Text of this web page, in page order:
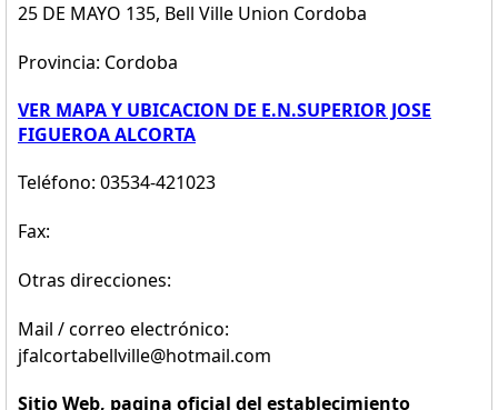
25 DE MAYO 135, Bell Ville Union Cordoba
Provincia: Cordoba
VER MAPA Y UBICACION DE E.N.SUPERIOR JOSE
FIGUEROA ALCORTA
Teléfono: 03534-421023
Fax:
Otras direcciones:
Mail / correo electrónico:
jfalcortabellville@hotmail.com
Sitio Web, pagina oficial del establecimiento